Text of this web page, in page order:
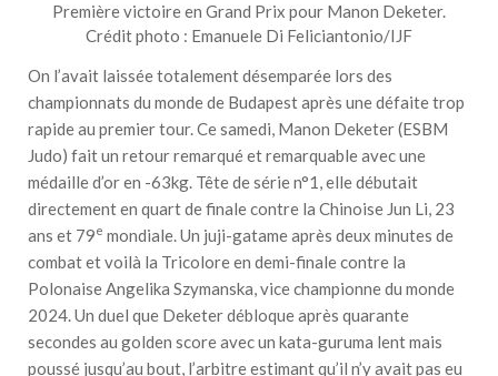
Première victoire en Grand Prix pour Manon Deketer.
Crédit photo : Emanuele Di Feliciantonio/IJF
On l’avait laissée totalement désemparée lors des
championnats du monde de Budapest après une défaite trop
rapide au premier tour. Ce samedi, Manon Deketer (ESBM
Judo) fait un retour remarqué et remarquable avec une
médaille d’or en -63kg. Tête de série n°1, elle débutait
directement en quart de finale contre la Chinoise Jun Li, 23
ans et 79e mondiale. Un juji-gatame après deux minutes de
combat et voilà la Tricolore en demi-finale contre la
Polonaise Angelika Szymanska, vice championne du monde
2024. Un duel que Deketer débloque après quarante
secondes au golden score avec un kata-guruma lent mais
poussé jusqu’au bout, l’arbitre estimant qu’il n’y avait pas eu